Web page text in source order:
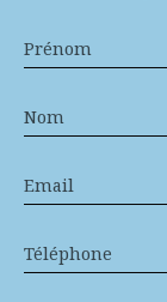
Prénom
Nom
Email
Téléphone